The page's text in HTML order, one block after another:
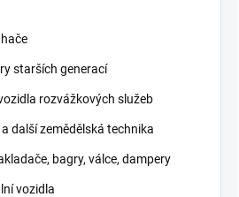
starších generací
rozvážkových služeb
další zemědělská technika
bagry, válce, dampery
vozidla